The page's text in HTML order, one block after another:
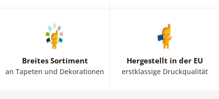
Breites Sortiment
an Tapeten und Dekorationen
Hergestellt in der EU
erstklassige Druckqualität